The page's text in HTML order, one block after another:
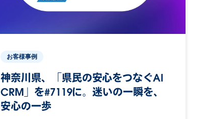
お客様事例
神奈川県、「県民の安心をつなぐAI
CRM」を#7119に。迷いの一瞬を、
安心の一歩